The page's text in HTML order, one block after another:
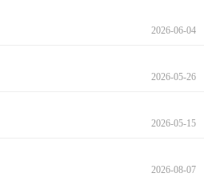
2026-06-04
2026-05-26
2026-05-15
2026-08-07